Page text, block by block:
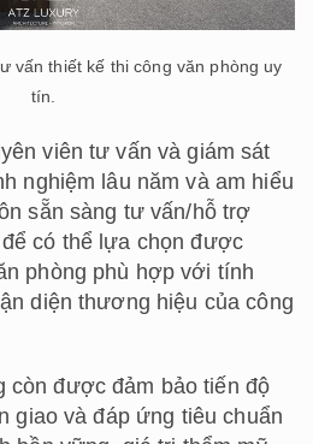
vấn thiết kế thi công văn phòng uy
tín.
viên tư vấn và giám sát
nghiệm lâu năm và am hiểu
sẵn sàng tư vấn/hỗ trợ
có thể lựa chọn được
phòng phù hợp với tính
diện thương hiệu của công
còn được đảm bảo tiến độ
giao và đáp ứng tiêu chuẩn